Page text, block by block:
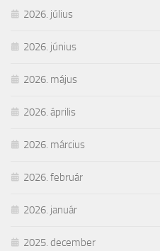
2026. július
2026. június
2026. május
2026. április
2026. március
2026. február
2026. január
2025. december